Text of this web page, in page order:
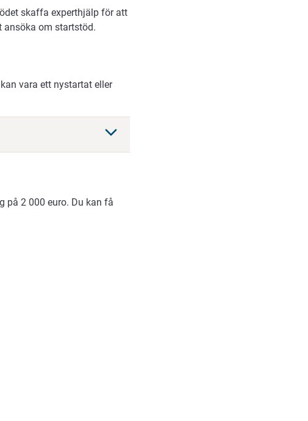
skaffa experthjälp för att
ansöka om startstöd.
vara ett nystartat eller
på 2 000 euro. Du kan få